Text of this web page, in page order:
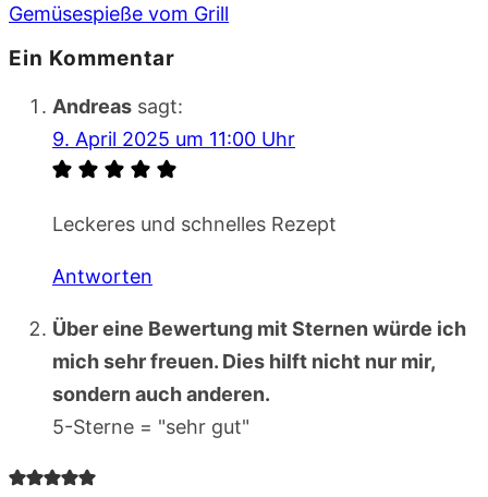
Gemüsespieße vom Grill
Ein Kommentar
Andreas sagt:
9. April 2025 um 11:00 Uhr
Leckeres und schnelles Rezept
Antworten
Über eine Bewertung mit Sternen würde ich
mich sehr freuen. Dies hilft nicht nur mir,
sondern auch anderen.
5-Sterne = "sehr gut"